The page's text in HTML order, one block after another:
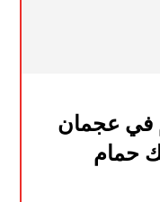
في عجمان